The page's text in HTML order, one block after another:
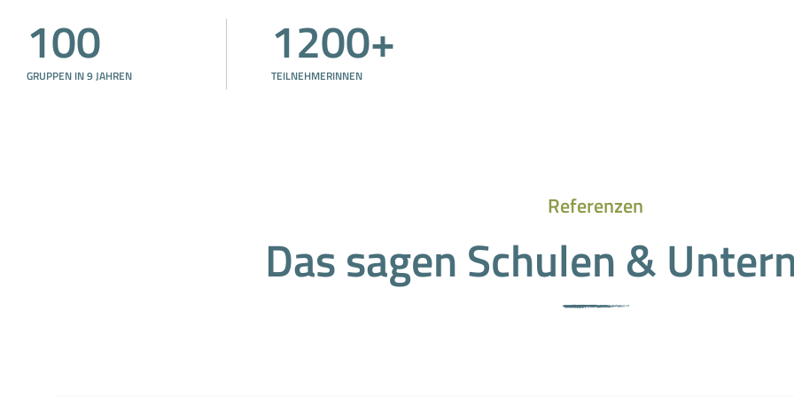
100
GRUPPEN IN 9 JAHREN
1200+
TEILNEHMERINNEN
Referenzen
Das sagen Schulen &